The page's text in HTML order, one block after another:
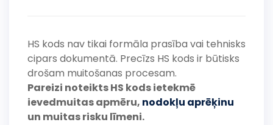
HS kods nav tikai formāla prasība vai tehnisks
cipars dokumentā. Precīzs HS kods ir būtisks
drošam muitošanas procesam.
Pareizi noteikts HS kods ietekmē
ievedmuitas apmēru, nodokļu aprēķinu
un muitas risku līmeni.